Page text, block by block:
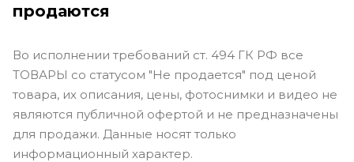
продаются
Во исполнении требований ст. 494 ГК РФ все
ТОВАРЫ со статусом "Не продается" под ценой
товара, их описания, цены, фотоснимки и видео не
являются публичной офертой и не предназначены
для продажи. Данные носят только
информационный характер.